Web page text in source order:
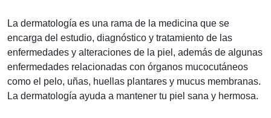
La dermatología es una rama de la medicina que se
encarga del estudio, diagnóstico y tratamiento de las
enfermedades y alteraciones de la piel, además de algunas
enfermedades relacionadas con órganos mucocutáneos
como el pelo, uñas, huellas plantares y mucus membranas.
La dermatología ayuda a mantener tu piel sana y hermosa.